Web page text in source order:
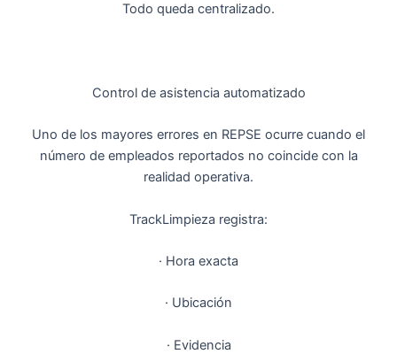
Todo queda centralizado.
Control de asistencia automatizado
Uno de los mayores errores en REPSE ocurre cuando el
número de empleados reportados no coincide con la
realidad operativa.
TrackLimpieza registra:
· Hora exacta
· Ubicación
· Evidencia